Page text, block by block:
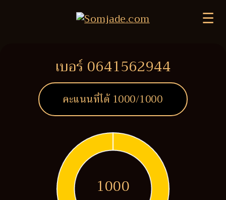
☰
เบอร์ 0641562944
คะแนนที่ได้ 1000/1000
1000